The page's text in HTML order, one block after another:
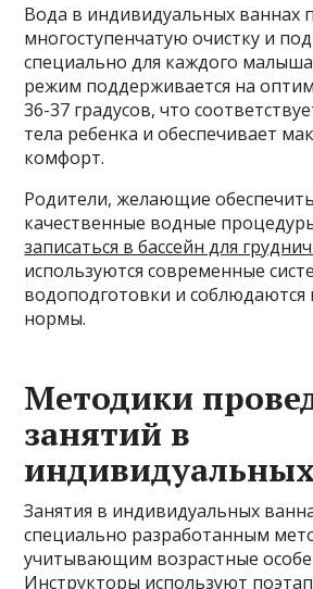
Вода в индивидуальных ваннах
многоступенчатую очистку и
специально для каждого
режим поддерживается на
36-37 градусов, что
тела ребенка и обеспечивает
комфорт.
Родители, желающие
качественные водные
записаться в бассейн для
используются современные
водоподготовки и соблюдаются
нормы.
Методики
занятий в
Занятия в индивидуальных
специально разработанным
учитывающим возрастные
Инструкторы используют